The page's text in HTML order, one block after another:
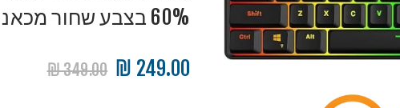
60% בצבע שחור מכאנית חוטית
249.00 ₪
349.00 ₪